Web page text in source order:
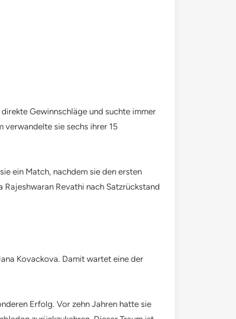
Gewinnschläge und suchte immer
sie sechs ihrer 15
ein Match, nachdem sie den ersten
Revathi nach Satzrückstand
Kovackova. Damit wartet eine der
Erfolg. Vor zehn Jahren hatte sie